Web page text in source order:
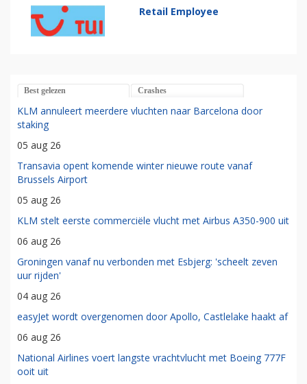
Retail Employee
Best gelezen Crashes
KLM annuleert meerdere vluchten naar Barcelona door
staking
05 aug 26
Transavia opent komende winter nieuwe route vanaf
Brussels Airport
05 aug 26
KLM stelt eerste commerciële vlucht met Airbus A350-900 uit
06 aug 26
Groningen vanaf nu verbonden met Esbjerg: 'scheelt zeven
uur rijden'
04 aug 26
easyJet wordt overgenomen door Apollo, Castlelake haakt af
06 aug 26
National Airlines voert langste vrachtvlucht met Boeing 777F
ooit uit